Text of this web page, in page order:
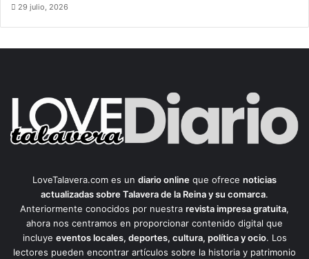
29 julio, 2026
LoveTalavera.com es un diario online que ofrece noticias
actualizadas sobre Talavera de la Reina y su comarca.
Anteriormente conocidos por nuestra revista impresa gratuita,
ahora nos centramos en proporcionar contenido digital que
incluye eventos locales, deportes, cultura, política y ocio. Los
lectores pueden encontrar artículos sobre la historia y patrimonio